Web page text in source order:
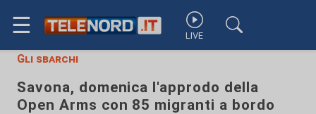
☰ LIVE
Gli sbarchi
Savona, domenica l'approdo della
Open Arms con 85 migranti a bordo